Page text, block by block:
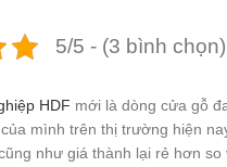
5/5 - (3 bình chọn)
HDF mới là dòng cửa gỗ
mình trên thị trường hiện
như giá thành lại rẻ hơn